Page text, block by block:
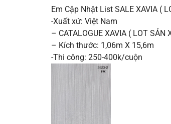
Em Cập Nhật List SALE XAVIA (
-Xuất xứ: Việt Nam
– CATALOGUE XAVIA ( LOT SẢN
– Kích thước: 1,06m X 15,6m
-Thi công: 250-400k/cuộn